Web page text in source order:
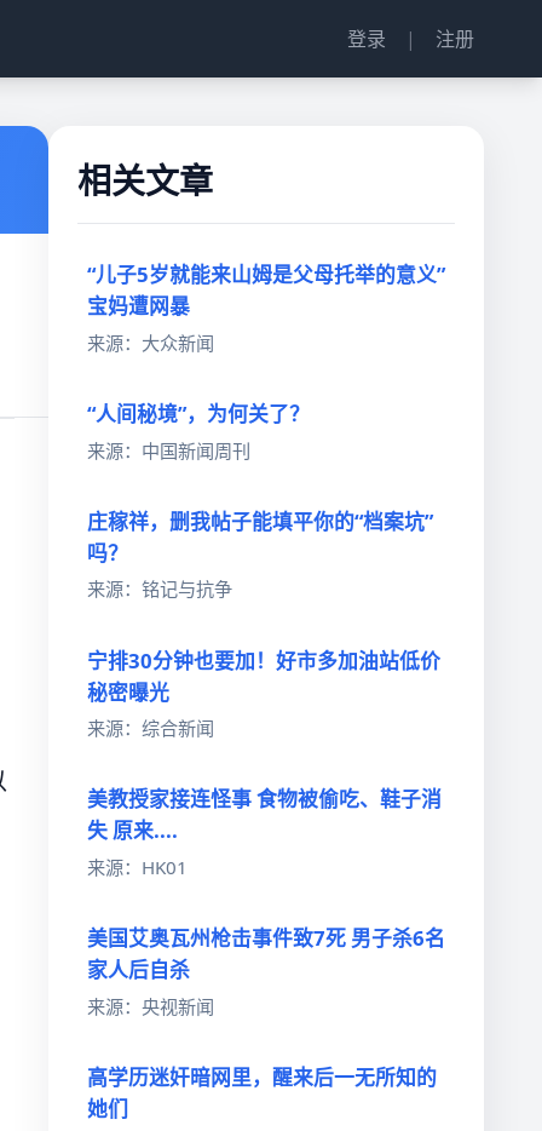
登录 | 注册
相关文章
“儿子5岁就能来山姆是父母托举的意义”
宝妈遭网暴
来源：大众新闻
“人间秘境”，为何关了？
来源：中国新闻周刊
庄稼祥，删我帖子能填平你的“档案坑”
吗？
来源：铭记与抗争
宁排30分钟也要加！好市多加油站低价
秘密曝光
来源：综合新闻
美教授家接连怪事 食物被偷吃、鞋子消
失 原来....
来源：HK01
美国艾奥瓦州枪击事件致7死 男子杀6名
家人后自杀
来源：央视新闻
高学历迷奸暗网里，醒来后一无所知的
她们